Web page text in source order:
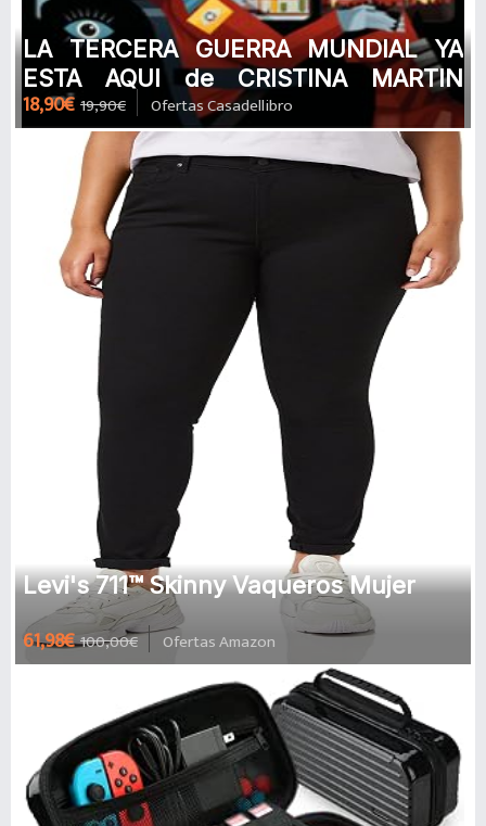
LA TERCERA GUERRA MUNDIAL YA
ESTA AQUI de CRISTINA MARTIN
JIMENEZ
18,90€ 19,90€ Ofertas Casadellibro
Levi's 711™ Skinny Vaqueros Mujer
61,98€ 100,00€ Ofertas Amazon